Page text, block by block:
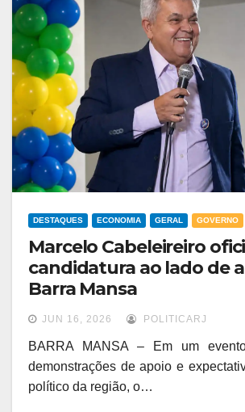
DESTAQUES ECONOMIA GERAL GOVERNO
Marcelo Cabeleireiro
candidatura ao lado de
Barra Mansa
JUN 16, 2026 POLITICARJ
BARRA MANSA – Em um
demonstrações de apoio e
político da região, o…